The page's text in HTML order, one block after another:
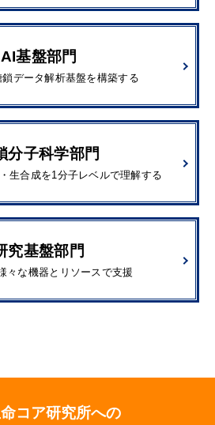
AI基盤部門
データ解析基盤を構築する
分子科学部門
生合成を1分子レベルで理解する
究基盤部門
々な機器とリソースで支援
コア研究所への